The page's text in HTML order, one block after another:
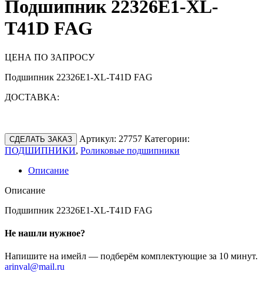
Подшипник 22326E1-XL-
T41D FAG
ЦЕНА ПО ЗАПРОСУ
Подшипник 22326E1-XL-T41D FAG
ДОСТАВКА:
СДЕЛАТЬ ЗАКАЗ Артикул: 27757 Категории:
ПОДШИПНИКИ, Роликовые подшипники
Описание
Описание
Подшипник 22326E1-XL-T41D FAG
Не нашли нужное?
Напишите на имейл — подберём комплектующие за 10 минут.
arinval@mail.ru